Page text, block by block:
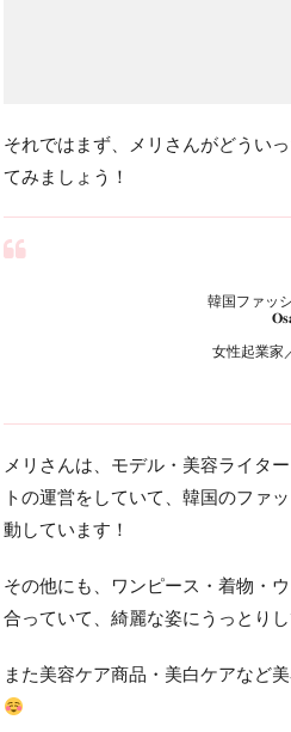
それではまず、メリさんがどうい
てみましょう！
韓国ファッ
女性起業家
メリさんは、モデル・美容ライタ
トの運営をしていて、 韓国のファ
動しています！
その他にも、ワンピース・着物・
合っていて、綺麗な姿にうっとり
また美容ケア商品・美白ケアなど